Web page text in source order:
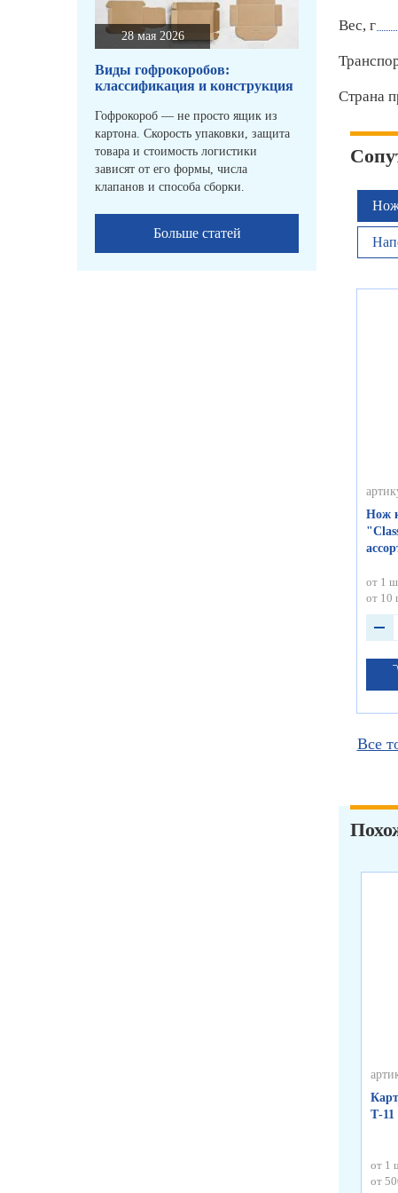
28 мая 2026
Виды гофрокоробов:
классификация и конструкция
Гофрокороб — не просто ящик из
картона. Скорость упаковки, защита
товара и стоимость логистики
зависят от его формы, числа
клапанов и способа сборки.
Больше статей
Вес, г
Страна
Нож
от 1
от 10
Все
Т-11
от 1
от